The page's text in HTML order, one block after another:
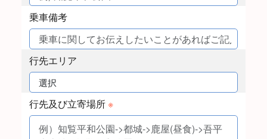
乗車備考
行先エリア
行先及び立寄場所※